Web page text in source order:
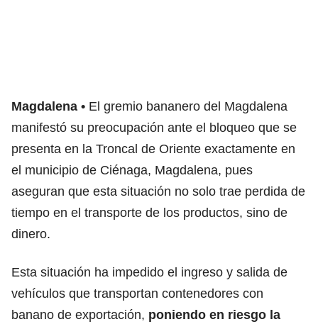
Magdalena
El gremio bananero del Magdalena
manifestó su preocupación ante el bloqueo que se
presenta en la Troncal de Oriente exactamente en
el municipio de Ciénaga, Magdalena, pues
aseguran que esta situación no solo trae perdida de
tiempo en el transporte de los productos, sino de
dinero.
Esta situación ha impedido el ingreso y salida de
vehículos que transportan contenedores con
banano de exportación, poniendo en riesgo la